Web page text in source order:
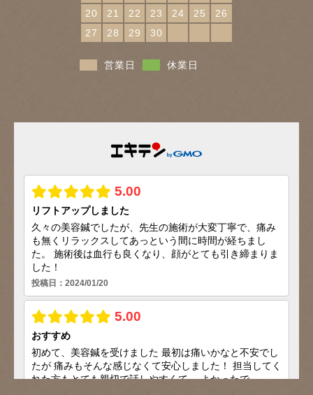
20
21 22 23 24 25
26
27
28 29 30
営業日 休業日